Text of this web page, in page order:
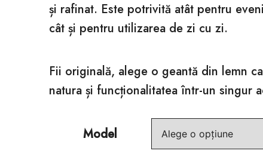
și rafinat. Este potrivită atât pentru
cât și pentru utilizarea de zi cu zi.
Fii originală, alege o geantă din lemn
natura și funcționalitatea într-un singur
Model